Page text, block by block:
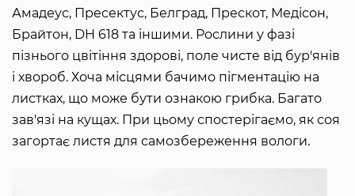
Амадеус, Пресектус, Белград, Прескот, Медісон,
Брайтон, DH 618 та іншими. Рослини у фазі
пізнього цвітіння здорові, поле чисте від бур'янів
і хвороб. Хоча місцями бачимо пігментацію на
листках, що може бути ознакою грибка. Багато
зав'язі на кущах. При цьому спостерігаємо, як соя
загортає листя для самозбереження вологи.